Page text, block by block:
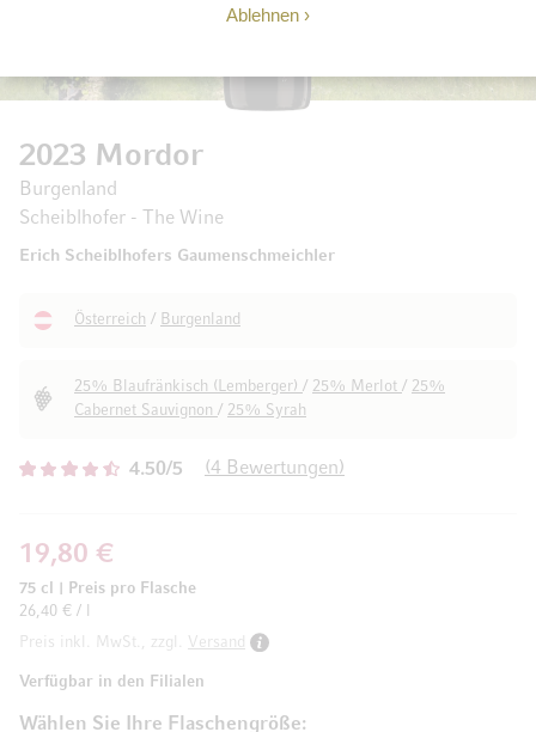
Ablehnen
4.50/5 4 Bewertungen
2023 Mordor
Burgenland
Scheiblhofer - The Wine
Erich Scheiblhofers Gaumenschmeichler
Österreich / Burgenland
25% Blaufränkisch (Lemberger) / 25% Merlot / 25%
Cabernet Sauvignon / 25% Syrah
Wählen Sie Ihre Flaschengröße
19,80 €
75 cl
Preis pro Flasche
26,40 € / l
Preis inkl. MwSt., zzgl.
Versand
Verfügbar in den Filialen